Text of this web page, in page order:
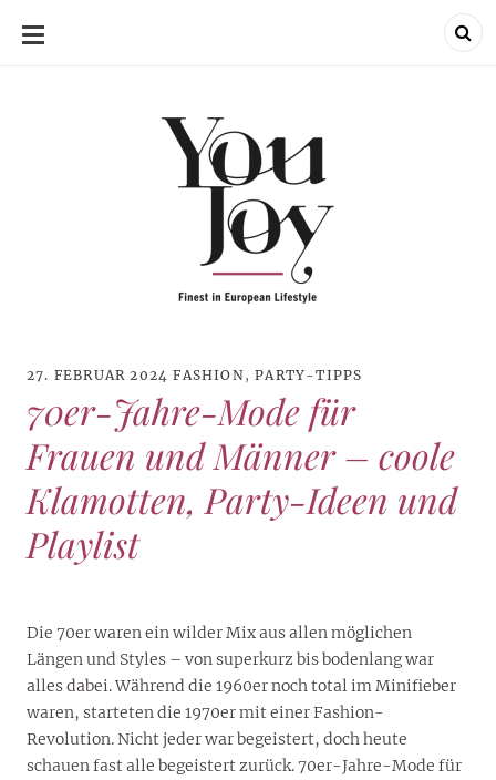
SKIP
27. FEBRUAR 2024 FASHION,PARTY-TIPPS
70er-Jahre-Mode für
Frauen und Männer – coole
Klamotten, Party-Ideen und
Playlist
Die 70er waren ein wilder Mix aus allen möglichen
Längen und Styles – von superkurz bis bodenlang war
alles dabei. Während die 1960er noch total im Minifieber
waren, starteten die 1970er mit einer Fashion-
Revolution. Nicht jeder war begeistert, doch heute
schauen fast alle begeistert zurück. 70er-Jahre-Mode für